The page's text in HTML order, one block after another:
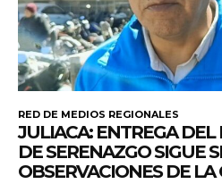
RED DE MEDIOS REGIONALES
JULIACA: ENTREGA
DE SERENAZGO SIGUE
OBSERVACIONES DE